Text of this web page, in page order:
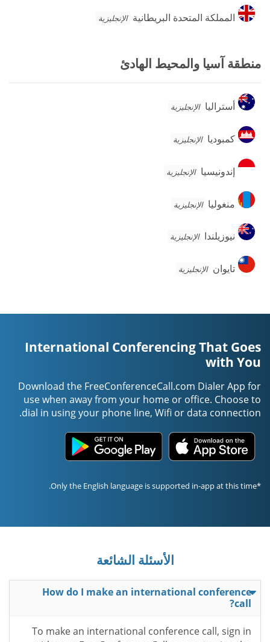
المملكة
المتحدة
المملكة المتحدة البريطانية الإنجليزية
منطقة آسيا والمحيط الهادئ
أستراليا
أستراليا الإنجليزية
كمبوديا
كمبوديا الإنجليزية
إندونيسيا
إندونيسيا الإنجليزية
منغوليا
منغوليا الإنجليزية
نيوزيلندا
نيوزيلندا الإنجليزية
تايوان
تايوان الإنجليزية
International Conferencing That Goes
with You
Download the FreeConferenceCall.com Dialer App for
use when away from your home or office. Choose to
dial in using your phone line, Wifi or data connection.
*Only the English language is supported in-app at this time.
الأسئلة الشائعة
How do I make an international conference
call?
To make an international conference call, sign in